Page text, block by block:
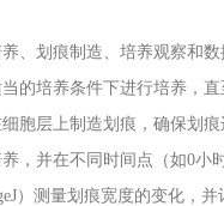
、划痕制造、培养观察和
的培养条件下进行培养，
胞层上制造划痕，确保划
，并在不同时间点（如0小
）测量划痕宽度的变化，